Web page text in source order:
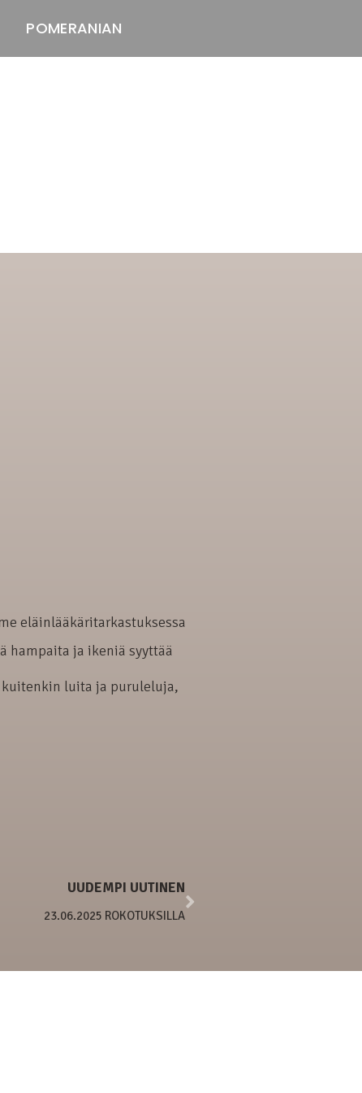
POMERANIAN
pomeranian
eläinlääkäritarkastuksessa
hampaita ja ikeniä syyttää
kuitenkin luita ja puruleluja,
UUDEMPI UUTINEN
23.06.2025 ROKOTUKSILLA